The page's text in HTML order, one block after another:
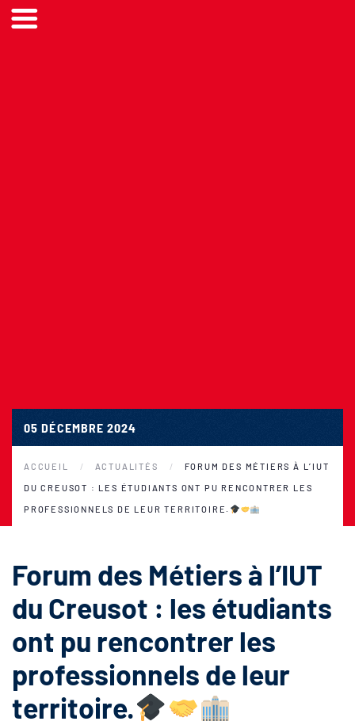
05 DÉCEMBRE 2024
ACCUEIL ACTUALITÉS FORUM DES MÉTIERS À L’IUT
DU CREUSOT : LES ÉTUDIANTS ONT PU RENCONTRER LES
PROFESSIONNELS DE LEUR TERRITOIRE.
Forum des Métiers à l’IUT
du Creusot : les étudiants
ont pu rencontrer les
professionnels de leur
territoire.